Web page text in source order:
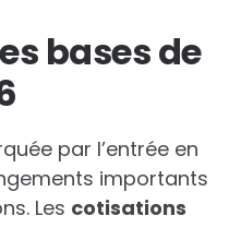
bases de
par l’entrée en
importants
Les cotisations